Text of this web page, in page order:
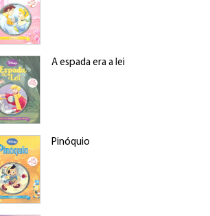
A espada era a lei
Pinóquio